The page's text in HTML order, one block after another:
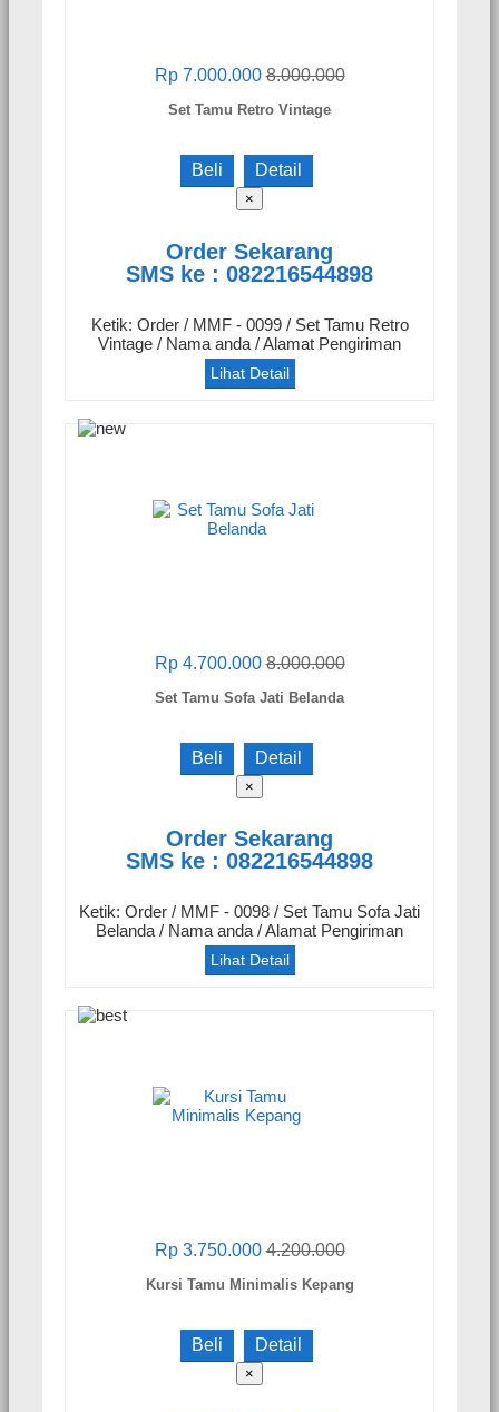
Rp 7.000.0008.000.000
Set Tamu Retro Vintage
Beli Detail
×
Order Sekarang
SMS ke : 082216544898
Ketik: Order / MMF - 0099 / Set Tamu Retro
Vintage / Nama anda / Alamat Pengiriman
Lihat Detail
Rp 4.700.0008.000.000
Set Tamu Sofa Jati Belanda
Beli Detail
×
Order Sekarang
SMS ke : 082216544898
Ketik: Order / MMF - 0098 / Set Tamu Sofa Jati
Belanda / Nama anda / Alamat Pengiriman
Lihat Detail
Rp 3.750.0004.200.000
Kursi Tamu Minimalis Kepang
Beli Detail
×